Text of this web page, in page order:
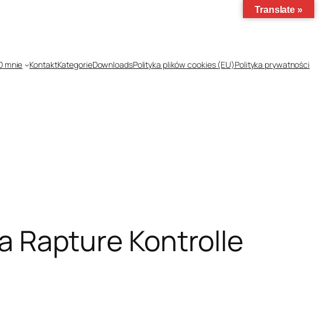
mnie KontaktKategorieDownloadsPolityka plików cookies (EU)Polityka prywatności
Rapture Kontrolle
Translate »